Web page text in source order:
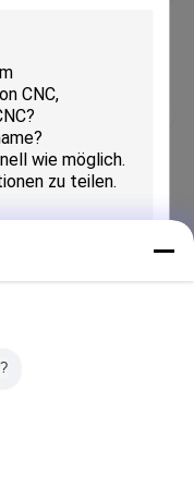
Flask Funnels für
aus Edelstahl
Vertrauen und